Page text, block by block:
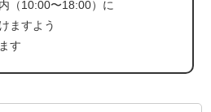
（10:00〜18:00）に
ますよう
す